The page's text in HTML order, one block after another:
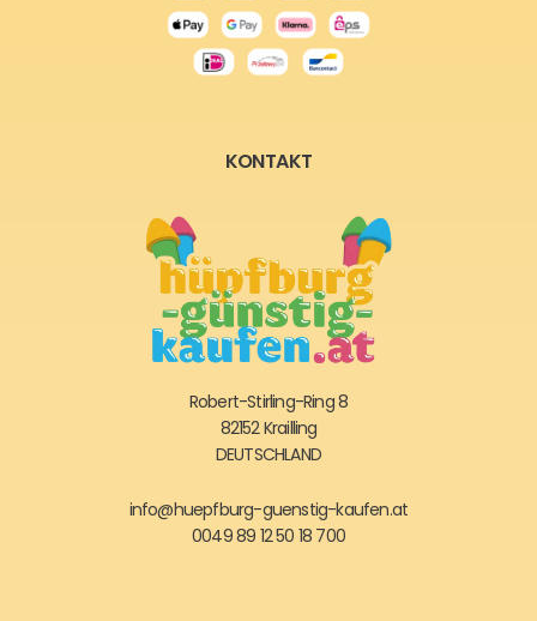
KONTAKT
Robert-Stirling-Ring 8
82152 Krailling
DEUTSCHLAND
info@huepfburg-guenstig-kaufen.at
0049 89 12 50 18 700